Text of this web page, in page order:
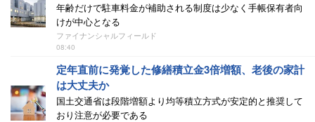
年齢だけで駐車料金が補助される制度は少なく手帳保有者向
けが中心となる
ファイナンシャルフィールド
08:40
定年直前に発覚した修繕積立金3倍増額、老後の家計
は大丈夫か
国土交通省は段階増額より均等積立方式が安定的と推奨して
おり注意が必要である